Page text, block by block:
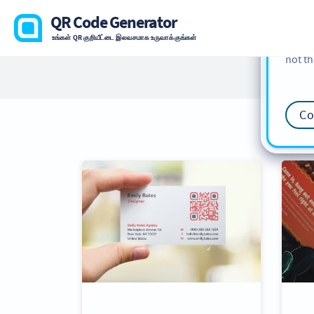
QR Code Generator
உங்கள் QR குறியீட்டை இலவசமாக உருவாக்குங்கள்
not